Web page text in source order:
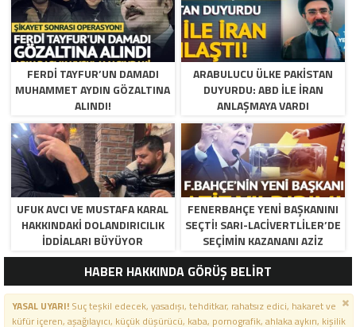
FERDI TAYFUR’UN DAMADI
MUHAMMET AYDIN GÖZALTINA
ALINDI!
ARABULUCU ÜLKE PAKISTAN
DUYURDU: ABD ILE İRAN
ANLAŞMAYA VARDI
UFUK AVCI VE MUSTAFA KARAL
HAKKINDAKI DOLANDIRICILIK
İDDIALARI BÜYÜYOR
FENERBAHÇE YENI BAŞKANINI
SEÇTI! SARI-LACIVERTLILER’DE
SEÇIMIN KAZANANI AZIZ
YILDIRIM OLDU
HABER HAKKINDA GÖRÜŞ BELİRT
YASAL UYARI!Suç teşkil edecek, yasadışı, tehditkar, rahatsız edici, hakaret ve
küfür içeren, aşağılayıcı, küçük düşürücü, kaba, pornografik, ahlaka aykırı, kişilik